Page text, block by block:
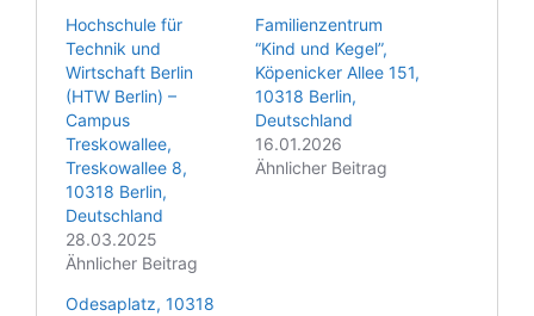
Hochschule für
Technik und
Wirtschaft Berlin
(HTW Berlin) –
Campus
Treskowallee,
Treskowallee 8,
10318 Berlin,
Deutschland
28.03.2025
Ähnlicher Beitrag
Familienzentrum
“Kind und Kegel”,
Köpenicker Allee 151,
10318 Berlin,
Deutschland
16.01.2026
Ähnlicher Beitrag
Odesaplatz, 10318